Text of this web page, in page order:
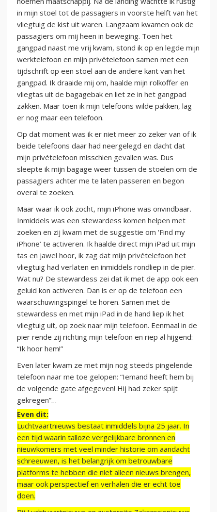
in mijn stoel tot de passagiers in voorste helft van het
vliegtuig de kist uit waren. Langzaam kwamen ook de
passagiers om mij heen in beweging. Toen het
gangpad naast me vrij kwam, stond ik op en legde mijn
werktelefoon en mijn privételefoon samen met een
tijdschrift op een stoel aan de andere kant van het
gangpad. Ik draaide mij om, haalde mijn rolkoffer en
vliegtas uit de bagagebak en liet ze in het gangpad
zakken. Maar toen ik mijn telefoons wilde pakken, lag
er nog maar een telefoon.
Op dat moment was ik er niet meer zo zeker van of ik
beide telefoons daar had neergelegd en dacht dat
mijn privételefoon misschien gevallen was. Dus
sleepte ik mijn bagage weer tussen de stoelen om de
passagiers achter me te laten passeren en begon
overal te zoeken.
Maar waar ik ook zocht, mijn iPhone was onvindbaar.
Inmiddels was een stewardess komen helpen met
zoeken en zij kwam met de suggestie om ‘Find my
iPhone’ te activeren. Ik haalde direct mijn iPad uit mijn
tas en jawel hoor, ik zag dat mijn privételefoon het
vliegtuig had verlaten en inmiddels rondliep in de pier.
Wat nu? De stewardess zei dat ik met de app ook een
geluid kon activeren. Dan is er op de telefoon een
waarschuwingspingel te horen. Samen met de
stewardess en met mijn iPad in de hand liep ik het
vliegtuig uit, op zoek naar mijn telefoon. Eenmaal in de
pier rende zij richting mijn telefoon en riep al hijgend:
“Ik hoor hem!”
Even later kwam ze met mijn nog steeds pingelende
telefoon naar me toe gelopen: “Iemand heeft hem bij
de volgende gate afgegeven! Hij had zeker spijt
gekregen”…
Even dit:
Luchtvaartnieuws bestaat inmiddels bijna 25 jaar. In
een tijd waarin talloze vergelijkbare bronnen en
nieuwkomers met veel minder historie om aandacht
schreeuwen, is het belangrijk om betrouwbare
platforms te hebben die niet alleen nieuws brengen,
maar ook perspectief en verhalen die er echt toe
doen.